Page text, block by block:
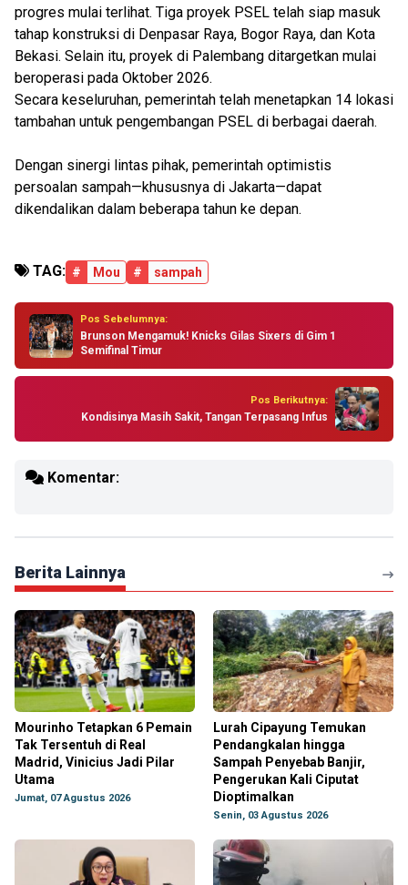
progres mulai terlihat. Tiga proyek PSEL telah siap masuk
tahap konstruksi di Denpasar Raya, Bogor Raya, dan Kota
Bekasi. Selain itu, proyek di Palembang ditargetkan mulai
beroperasi pada Oktober 2026.
Secara keseluruhan, pemerintah telah menetapkan 14 lokasi
tambahan untuk pengembangan PSEL di berbagai daerah.
Dengan sinergi lintas pihak, pemerintah optimistis
persoalan sampah—khususnya di Jakarta—dapat
dikendalikan dalam beberapa tahun ke depan.
TAG: # Mou # sampah
Pos Sebelumnya:
Brunson Mengamuk! Knicks Gilas Sixers di Gim 1
Semifinal Timur
Pos Berikutnya:
Kondisinya Masih Sakit, Tangan Terpasang Infus
Komentar:
Berita Lainnya
Mourinho Tetapkan 6 Pemain
Tak Tersentuh di Real
Madrid, Vinicius Jadi Pilar
Utama
Jumat, 07 Agustus 2026
Lurah Cipayung Temukan
Pendangkalan hingga
Sampah Penyebab Banjir,
Pengerukan Kali Ciputat
Dioptimalkan
Senin, 03 Agustus 2026